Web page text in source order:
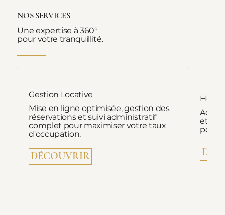
NOS SERVICES
Une expertise à 360°
pour votre tranquillité.
Gestion Locative
Mise en ligne optimisée, gestion des
réservations et suivi administratif
complet pour maximiser votre taux
d'occupation.
DÉCOUVRIR
et
pour